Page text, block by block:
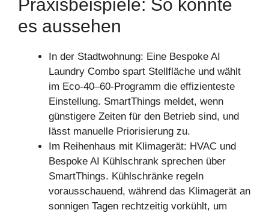
Praxisbeispiele: So könnte
es aussehen
In der Stadtwohnung: Eine Bespoke AI
Laundry Combo spart Stellfläche und wählt
im Eco-40–60-Programm die effizienteste
Einstellung. SmartThings meldet, wenn
günstigere Zeiten für den Betrieb sind, und
lässt manuelle Priorisierung zu.
Im Reihenhaus mit Klimagerät: HVAC und
Bespoke AI Kühlschrank sprechen über
SmartThings. Kühlschränke regeln
vorausschauend, während das Klimagerät an
sonnigen Tagen rechtzeitig vorkühlt, um